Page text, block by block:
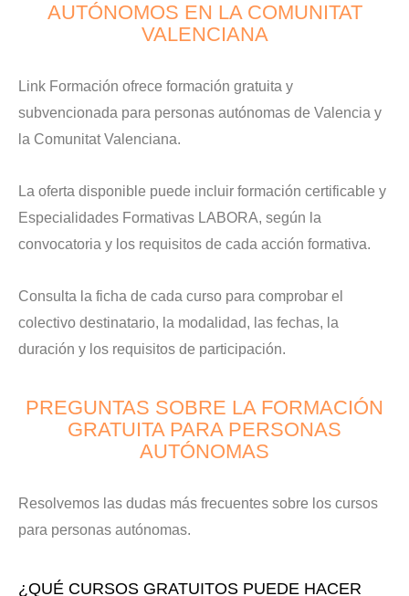
AUTÓNOMOS EN LA COMUNITAT
VALENCIANA
Link Formación ofrece formación gratuita y
subvencionada para personas autónomas de Valencia y
la Comunitat Valenciana.
La oferta disponible puede incluir formación certificable y
Especialidades Formativas LABORA, según la
convocatoria y los requisitos de cada acción formativa.
Consulta la ficha de cada curso para comprobar el
colectivo destinatario, la modalidad, las fechas, la
duración y los requisitos de participación.
PREGUNTAS SOBRE LA FORMACIÓN
GRATUITA PARA PERSONAS
AUTÓNOMAS
Resolvemos las dudas más frecuentes sobre los cursos
para personas autónomas.
¿QUÉ CURSOS GRATUITOS PUEDE HACER